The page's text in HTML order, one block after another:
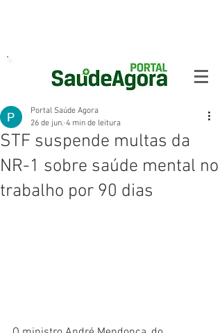
STF suspende multas da
NR-1 sobre saúde mental no
trabalho por 90 dias
Portal Saúde Agora
26 de jun. 4 min de leitura